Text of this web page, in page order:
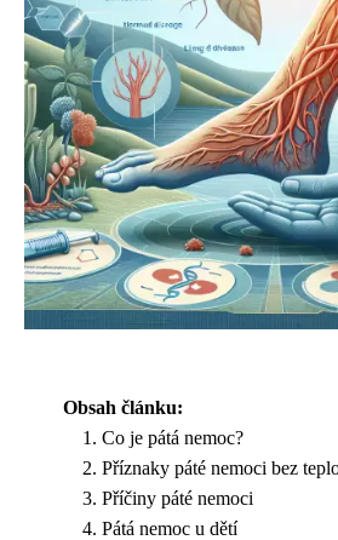
Obsah článku:
Co je pátá nemoc?
Příznaky páté nemoci bez
Příčiny páté nemoci
Pátá nemoc u dětí